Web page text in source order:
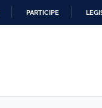
PARTICIPE